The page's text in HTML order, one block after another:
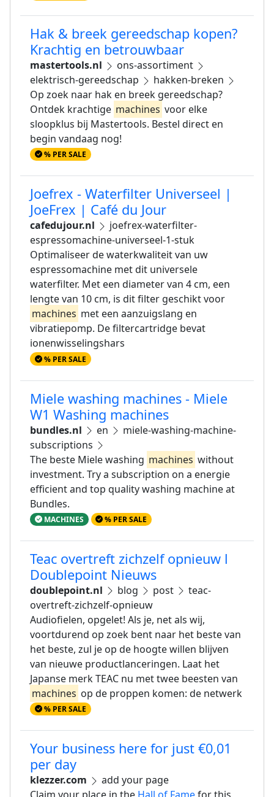
Hak & breek gereedschap kopen?
Krachtig en betrouwbaar
mastertools.nl
ons-assortiment
elektrisch-gereedschap
hakken-breken
Op zoek naar hak en breek gereedschap?
Ontdek krachtige machines voor elke
sloopklus bij Mastertools. Bestel direct en
begin vandaag nog!
% PER SALE
Joefrex - Waterfilter Universeel |
JoeFrex | Café du Jour
cafedujour.nl
joefrex-waterfilter-
espressomachine-universeel-1-stuk
Optimaliseer de waterkwaliteit van uw
espressomachine met dit universele
waterfilter. Met een diameter van 4 cm, een
lengte van 10 cm, is dit filter geschikt voor
machines met een aanzuigslang en
vibratiepomp. De filtercartridge bevat
ionenwisselingshars
% PER SALE
Miele washing machines - Miele
W1 Washing machines
bundles.nl en
miele-washing-machine-
subscriptions
The beste Miele washing machines without
investment. Try a subscription on a energie
efficient and top quality washing machine at
Bundles.
MACHINES % PER SALE
Teac overtreft zichzelf opnieuw l
Doublepoint Nieuws
doublepoint.nl blog post
teac-
overtreft-zichzelf-opnieuw
Audiofielen, opgelet! Als je, net als wij,
voortdurend op zoek bent naar het beste van
het beste, zul je op de hoogte willen blijven
van nieuwe productlanceringen. Laat het
Japanse merk TEAC nu met twee beesten van
machines op de proppen komen: de netwerk
% PER SALE
Your business here for just €0,01
per day
klezzer.com
add your page